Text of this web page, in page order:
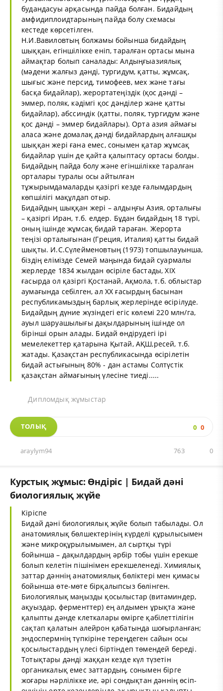
будандасуы арқасында пайда болған. Бидайдың
амфидиплоидтарының пайда болу схемасы
кестеде көрсетілген.
Н.И.Вавиловтың болжамы бойынша бидайдың
шыққан, егіншілікке еніп, таралған ортасы мына
аймақтар болып саналады: Алдыңғыазиялық
(мәдени жалғыз дәнді, тургидум, қатты, жұмсақ,
шығыс және персид, тимофеев, мех және тағы
басқа бидайлар), жерортатеңіздік (қос дәнді –
эммер, поляк, кәдімгі қос дәнділер және қатты
бидайлар), абссиндік (қатты, поляк, тургидум және
қос дәнді – эммер бидайлары). Орта азия аймағы
аласа және домалақ дәнді бидайлардың алғашқы
шыққан жері ғана емес, сонымен қатар жұмсақ
бидайлар үшін де қайта қалыптасу ортасы болды.
Бидайдың пайда болу және егіншілікке таралған
орталары туралы осы айтылған
тұжырымдамаларды қазіргі кезде ғалымдардың
көпшілігі мақұлдап отыр.
Бидайдың шыққан жері – алдыңғы Азия, орталығы
– қазіргі Иран, т.б. елдер. Бұдан бидайдың 18 түрі,
оның ішінде жұмсақ бидай тараған. Жерорта
теңізі орталығынан (Греция, Италия) қатты бидай
шықты. И.С.Сүлейменовтың (1973) топшылауынша,
біздің елімізде Семей маңында бидай суармалы
жерлерде 1834 жылдан өсіріле бастады, XIX
ғасырда ол қазіргі Қостанай, Ақмола, т.б. облыстар
аумағында себілген, ал XX ғасырдың басынан
республикамыздың барлық жерлерінде өсірілуде.
Бидайдың дүние жүзіндегі егіс көлемі 220 млн/га,
ауыл шаруашылығы дақылдарының ішінде ол
бірінші орын алады. Бидай өндірудегі ірі
мемелекеттер қатарына Қытай, АҚШ,ресей, т.б.
жатады. Қазақстан республикасында өсірілетін
бидай астығының 80% - дан астамы Солтүстік
қазақстан аймағының үлесіне тиеді.....
Дипломдық жұмыстар
ТОЛЫҚ 0 0
araylym94 0
763
Курстық жұмыс: Өндіріс | Бидай дәні
биологиялық жүйе
Кіріспе
Бидай дәні биологиялық жүйе болып табылады. Ол
анатомиялық бөлшектерінің күрделі құрылысымен
және микроқұрылымымен, ал сыртқы түрі
бойынша – дақылдардың әрбір тобы үшін ерекше
болып келетін пішінімен ерекшеленеді. Химиялық
заттар дәннің анатомиялық бөліктері мен қимасы
бойынша өте-мөте бірқалыпсыз бөлінген.
Биологиялық маңызды қосылыстар (витаминдер,
ақуыздар, ферменттер) ең алдымен ұрықта және
қалыпты дәнде клеткалары өмірге қабілеттілігін
сақтап қалатын алейрон қабатында шоғырланған;
эндоспермнің түпкіріне тереңдеген сайын осы
қосылыстардың үлесі біртіндеп төмендей береді.
Тотықтары дәнді жаққан кезде күл түзетін
органикалық емес заттардың, сонымен бірге
жоғары нәрлілікке ие, әрі сондықтан дәннің өсіп-